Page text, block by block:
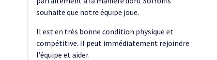
souhaite que notre équipe joue.
Il est en très bonne condition physique et
compétitive. Il peut immédiatement rejoindre
l’équipe et aider.